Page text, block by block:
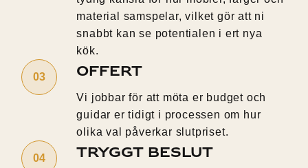
material samspelar, vilket gör att ni
snabbt kan se potentialen i ert nya
kök.
Offert
Vi jobbar för att möta er budget och
guidar er tidigt i processen om hur
olika val påverkar slutpriset.
Tryggt Beslut